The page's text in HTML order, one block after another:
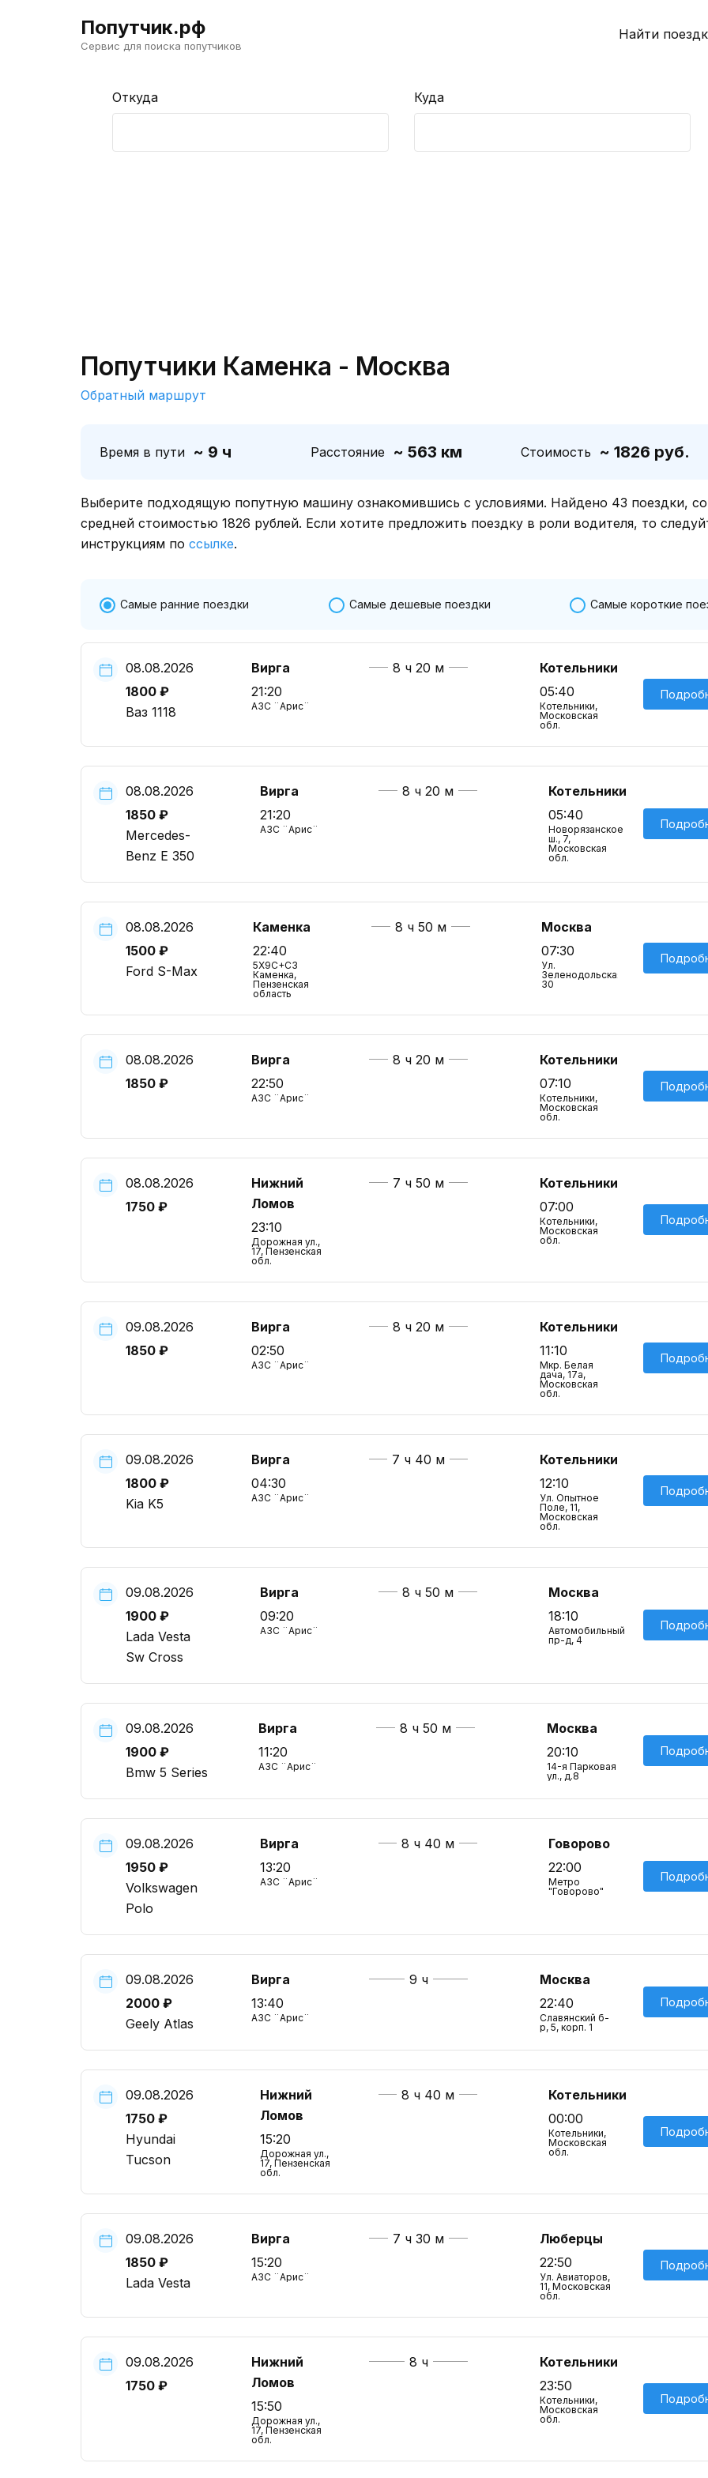
Попутчик.рф
Сервис для поиска попутчиков
Найти
Откуда Куда
Попутчики Каменка - Москва
Обратный маршрут
Время в пути ~ 9 ч Расстояние ~ 563 км Стоимость ~ 1826 руб.
Выберите подходящую попутную машину ознакомившись с условиями. Найдено 43 поездки, со
средней стоимостью 1826 рублей. Если хотите предложить поездку в роли водителя, то
инструкциям по ссылке.
Самые ранние поездки Самые дешевые поездки Самые короткие
08.08.2026
1800 ₽
Ваз 1118
Вирга
21:20
АЗС ¨Арис¨
8 ч 20 м
Котельники
05:40
Котельники,
Московская
обл.
08.08.2026
1850 ₽
Mercedes-
Benz E 350
Вирга
21:20
АЗС ¨Арис¨
8 ч 20 м
Котельники
05:40
Новорязанское
ш., 7,
Московская
обл.
08.08.2026
1500 ₽
Ford S-Max
Каменка
22:40
5X9C+C3
Каменка,
Пензенская
область
8 ч 50 м
Москва
07:30
Ул.
Зеленодольская,
30
08.08.2026
1850 ₽
Вирга
22:50
АЗС ¨Арис¨
8 ч 20 м
Котельники
07:10
Котельники,
Московская
обл.
08.08.2026
1750 ₽
Нижний
Ломов
23:10
Дорожная ул.,
17, Пензенская
обл.
7 ч 50 м
Котельники
07:00
Котельники,
Московская
обл.
09.08.2026
1850 ₽
Вирга
02:50
АЗС ¨Арис¨
8 ч 20 м
Котельники
11:10
Мкр. Белая
дача, 17а,
Московская
обл.
09.08.2026
1800 ₽
Kia K5
Вирга
04:30
АЗС ¨Арис¨
7 ч 40 м
Котельники
12:10
Ул. Опытное
Поле, 11,
Московская
обл.
09.08.2026
1900 ₽
Lada Vesta
Sw Cross
Вирга
09:20
АЗС ¨Арис¨
8 ч 50 м
Москва
18:10
Автомобильный
пр-д, 4
09.08.2026
1900 ₽
Bmw 5 Series
Вирга
11:20
АЗС ¨Арис¨
8 ч 50 м
Москва
20:10
14-я Парковая
ул., д.8
09.08.2026
1950 ₽
Volkswagen
Polo
Вирга
13:20
АЗС ¨Арис¨
8 ч 40 м
Говорово
22:00
Метро
"Говорово"
09.08.2026
2000 ₽
Geely Atlas
Вирга
13:40
АЗС ¨Арис¨
9 ч
Москва
22:40
Славянский б-
р, 5, корп. 1
09.08.2026
1750 ₽
Hyundai
Tucson
Нижний
Ломов
15:20
Дорожная ул.,
17, Пензенская
обл.
8 ч 40 м
Котельники
00:00
Котельники,
Московская
обл.
09.08.2026
1850 ₽
Lada Vesta
Вирга
15:20
АЗС ¨Арис¨
7 ч 30 м
Люберцы
22:50
Ул. Авиаторов,
11, Московская
обл.
09.08.2026
1750 ₽
Нижний
Ломов
15:50
Дорожная ул.,
17, Пензенская
обл.
8 ч
Котельники
23:50
Котельники,
Московская
обл.